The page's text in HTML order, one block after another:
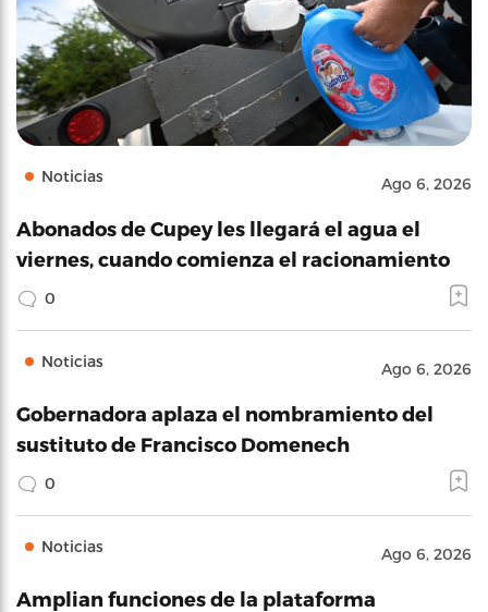
Noticias Ago 6, 2026
Abonados de Cupey les llegará el agua el
viernes, cuando comienza el racionamiento
0
Noticias Ago 6, 2026
Gobernadora aplaza el nombramiento del
sustituto de Francisco Domenech
0
Noticias Ago 6, 2026
Amplian funciones de la plataforma